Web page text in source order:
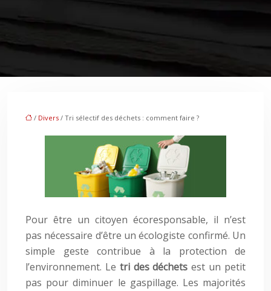
/ Divers / Tri sélectif des déchets : comment faire ?
Pour être un citoyen écoresponsable, il n’est
pas nécessaire d’être un écologiste confirmé. Un
simple geste contribue à la protection de
l’environnement. Le tri des déchets est un petit
pas pour diminuer le gaspillage. Les majorités